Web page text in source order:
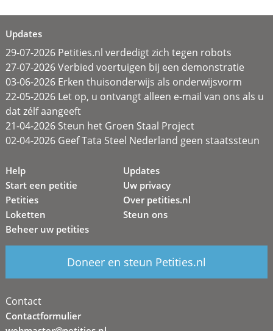
Updates
29-07-2026 Petities.nl verdedigt zich tegen robots
27-07-2026 Verbied voertuigen bij een demonstratie
03-06-2026 Erken thuisonderwijs als onderwijsvorm
22-05-2026 Let op, u ontvangt alleen e-mail van ons als u
dat zélf aangeeft
21-04-2026 Steun het Groen Staal Project
02-04-2026 Geef Tata Steel Nederland geen staatssteun
Help
Start een petitie
Petities
Loketten
Beheer uw petities
Updates
Uw privacy
Over petities.nl
Steun ons
Doneer en steun Petities.nl
Contact
Contactformulier